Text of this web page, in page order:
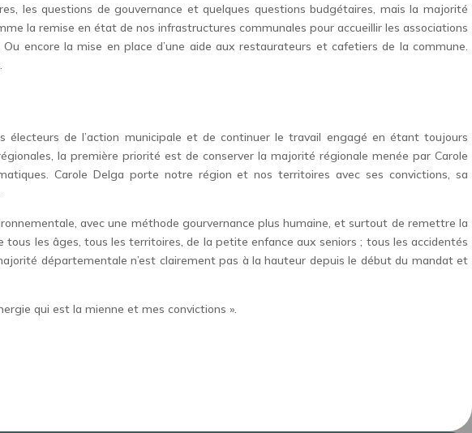
les questions de gouvernance et quelques questions budgétaires, mais la majorité
la remise en état de nos infrastructures communales pour accueillir les associations
encore la mise en place d’une aide aux restaurateurs et cafetiers de la commune.
de l’action municipale et de continuer le travail engagé en étant toujours
la première priorité est de conserver la majorité régionale menée par Carole
Carole Delga porte notre région et nos territoires avec ses convictions, sa
avec une méthode gourvernance plus humaine, et surtout de remettre la
les âges, tous les territoires, de la petite enfance aux seniors ; tous les accidentés
départementale n’est clairement pas à la hauteur depuis le début du mandat et
qui est la mienne et mes convictions ».